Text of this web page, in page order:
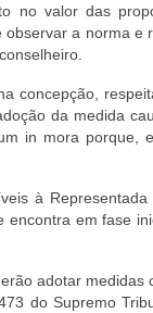
no valor das
a norma e
concepção,
da medida
in mora porque,
à
encontra em fase
adotar medidas
do Supremo